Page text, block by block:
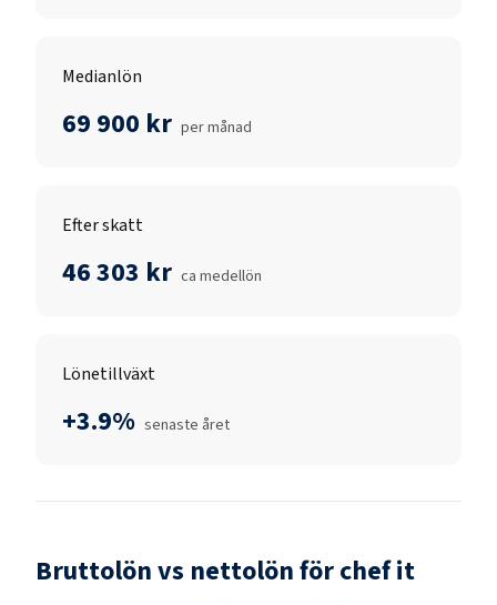
Medianlön
69 900 kr per månad
Efter skatt
46 303 kr ca medellön
Lönetillväxt
+3.9% senaste året
Bruttolön vs nettolön förchef it